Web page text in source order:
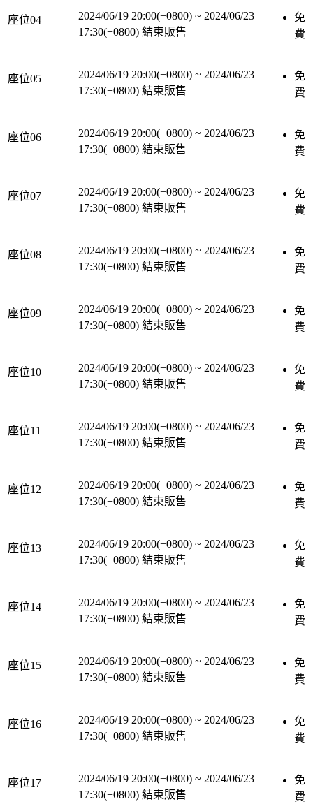
座位04 2024/06/19 20:00(+0800) ~ 2024/06/23
17:30(+0800) 結束販售
免
費
座位05 2024/06/19 20:00(+0800) ~ 2024/06/23
17:30(+0800) 結束販售
免
費
座位06 2024/06/19 20:00(+0800) ~ 2024/06/23
17:30(+0800) 結束販售
免
費
座位07 2024/06/19 20:00(+0800) ~ 2024/06/23
17:30(+0800) 結束販售
免
費
座位08 2024/06/19 20:00(+0800) ~ 2024/06/23
17:30(+0800) 結束販售
免
費
座位09 2024/06/19 20:00(+0800) ~ 2024/06/23
17:30(+0800) 結束販售
免
費
座位10 2024/06/19 20:00(+0800) ~ 2024/06/23
17:30(+0800) 結束販售
免
費
座位11 2024/06/19 20:00(+0800) ~ 2024/06/23
17:30(+0800) 結束販售
免
費
座位12 2024/06/19 20:00(+0800) ~ 2024/06/23
17:30(+0800) 結束販售
免
費
座位13 2024/06/19 20:00(+0800) ~ 2024/06/23
17:30(+0800) 結束販售
免
費
座位14 2024/06/19 20:00(+0800) ~ 2024/06/23
17:30(+0800) 結束販售
免
費
座位15 2024/06/19 20:00(+0800) ~ 2024/06/23
17:30(+0800) 結束販售
免
費
座位16 2024/06/19 20:00(+0800) ~ 2024/06/23
17:30(+0800) 結束販售
免
費
座位17 2024/06/19 20:00(+0800) ~ 2024/06/23
17:30(+0800) 結束販售
免
費